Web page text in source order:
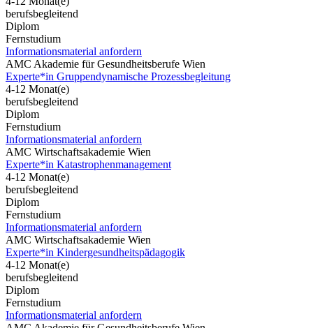
berufsbegleitend
Diplom
Fernstudium
Informationsmaterial anfordern
AMC Akademie für Gesundheitsberufe Wien
Experte*in Gruppendynamische Prozessbegleitung
4-12 Monat(e)
berufsbegleitend
Diplom
Fernstudium
Informationsmaterial anfordern
AMC Wirtschaftsakademie Wien
Experte*in Katastrophenmanagement
4-12 Monat(e)
berufsbegleitend
Diplom
Fernstudium
Informationsmaterial anfordern
AMC Wirtschaftsakademie Wien
Experte*in Kindergesundheitspädagogik
4-12 Monat(e)
berufsbegleitend
Diplom
Fernstudium
Informationsmaterial anfordern